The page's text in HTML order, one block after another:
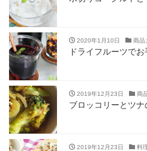
2020年1月10日 商品
ドライフルーツで
2019年12月23日 商
ブロッコリーとツ
2019年12月23日 料